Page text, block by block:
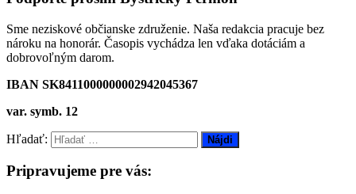
Sme neziskové občianske združenie. Naša redakcia pracuje bez
nároku na honorár. Časopis vychádza len vďaka dotáciám a
dobrovoľným darom.
IBAN SK8411000000002942045367
var. symb. 12
Hľadať:
Pripravujeme pre vás: